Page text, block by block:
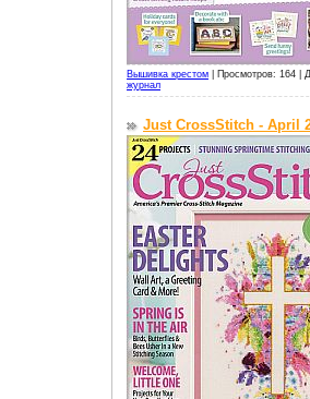
Вышивка крестом Просмотров: 164 |
журнал
Just CrossStitch - April